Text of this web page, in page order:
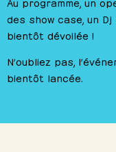
des show case, un
bientôt dévoilée !
N’oubliez pas,
bientôt lancée.